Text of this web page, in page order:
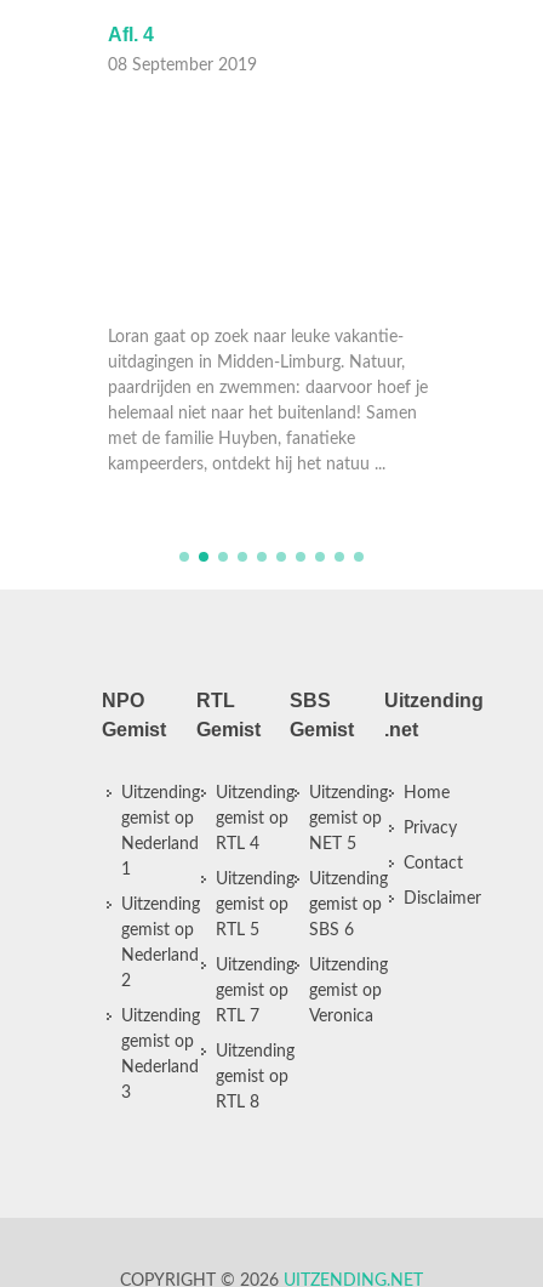
Afl. 4
08 September 2019
uitdagingen in Midden-Limburg. Natuur,
paardrijden en zwemmen: daarvoor hoef je
helemaal niet naar het buitenland! Samen
met de familie Huyben, fanatieke
kampeerders, ontdekt hij het natuu ...
NPO
Gemist
Uitzending
gemist op
Nederland
1
Uitzending
gemist op
Nederland
2
Uitzending
gemist op
Nederland
3
RTL
Gemist
Uitzending
gemist op
RTL 4
Uitzending
gemist op
RTL 5
Uitzending
gemist op
RTL 7
Uitzending
gemist op
RTL 8
SBS
Gemist
Uitzending
gemist op
NET 5
Uitzending
gemist op
SBS 6
Uitzending
gemist op
Veronica
Uitzending
.net
Home
Privacy
Contact
Disclaimer
COPYRIGHT © 2026 UITZENDING.NET